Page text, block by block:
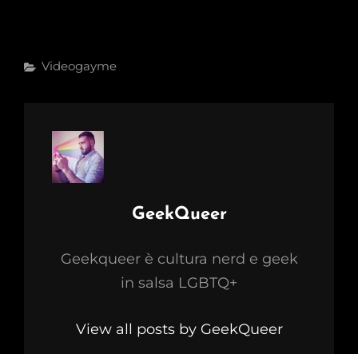
Categories
Videogayme
Author:
GeekQueer
Geekqueer è cultura nerd e geek
in salsa LGBTQ+
View all posts by GeekQueer